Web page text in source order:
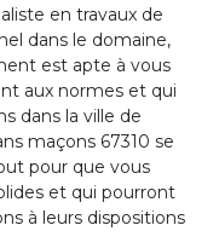
en travaux de
dans le domaine,
est apte à vous
aux normes et qui
dans la ville de
maçons 67310 se
pour que vous
et qui pourront
à leurs dispositions